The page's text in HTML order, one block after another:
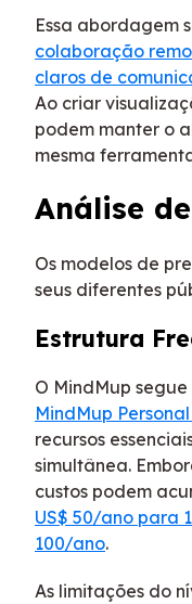
Essa abordagem
colaboração
claros de
Ao criar
podem manter o
mesma
Análise
Os modelos de
seus diferentes
Estrutura
O MindMup
MindMup
recursos
simultânea.
custos podem
US$ 50/ano para
100/ano.
As limitações do